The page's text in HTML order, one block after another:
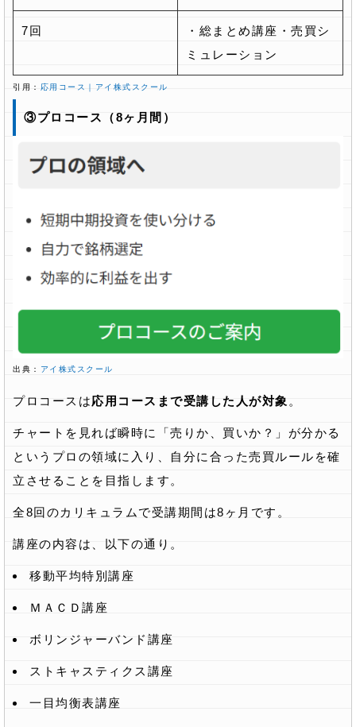
7回
・総まとめ講座・売買シ
ミュレーション
引用： 応用コース｜アイ株式スクール
③プロコース（8ヶ月間）
出典： アイ株式スクール
プロコースは応用コースまで受講した人が対象 。
チャートを見れば瞬時に「売りか、買いか？」が分かる
というプロの領域に入り、自分に合った売買ルールを確
立させることを目指します。
全8回のカリキュラムで受講期間は8ヶ月です。
講座の内容は、以下の通り。
移動平均特別講座
ＭＡＣＤ講座
ボリンジャーバンド講座
ストキャスティクス講座
一目均衡表講座